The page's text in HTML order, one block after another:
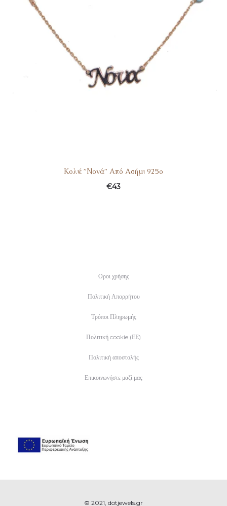
Κολιέ ”Νονά” Από Ασήμι 925ο
€43
Οροι χρήσης
Πολιτική Απορρήτου
Τρόποι Πληρωμής
Πολιτική cookie (ΕΕ)
Πολιτική αποστολής
Επικοινωνήστε μαζί μας
© 2021, dotjewels.gr